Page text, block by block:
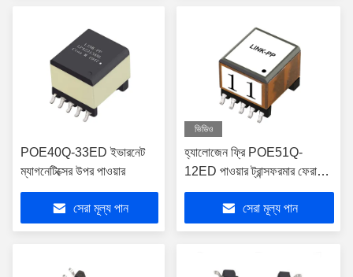
POE40Q-33ED ইভারনেট
ম্যাগনেটিক্সের উপর পাওয়ার
সেরা মূল্য পান
ভিডিও
হ্যালোজেন ফ্রি POE51Q-
12ED পাওয়ার ট্রান্সফরমার ফেরাইট
কোর RoHS স্ট্যান্ডার্ড
সেরা মূল্য পান